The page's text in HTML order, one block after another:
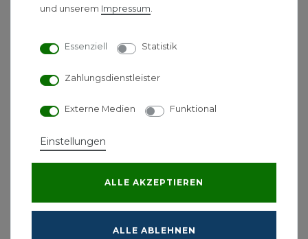
max. Wärmebelastung
Kondenswassermenge bei
40/30 °C
pH-Wert
Vorlauftemperatur max.
Gasanschluss Rp
3/4
Luft-/Abgasanschluss
80/125 mm
und unserem Impressum
Essenziell Statistik
Zahlungsdienstleister
Externe Medien Funktional
Einstellungen
ALLE AKZEPTIEREN
ALLE ABLEHNEN